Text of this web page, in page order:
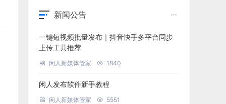
新闻公告
一键短视频批量发布｜抖音快手多平台同步
上传工具推荐
闲人新媒体管家 1840
闲人发布软件新手教程
闲人新媒体管家 5551